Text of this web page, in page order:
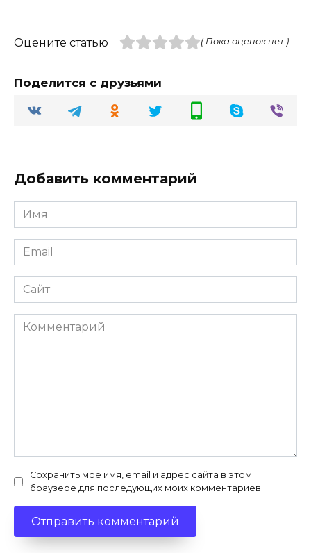
Оцените статью ( Пока оценок нет )
Поделится с друзьями
Добавить комментарий
Имя
Email
Сайт
Комментарий
Сохранить моё имя, email и адрес сайта в этом
браузере для последующих моих комментариев.